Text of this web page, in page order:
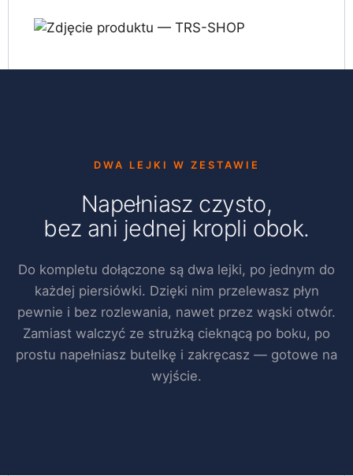
DWA LEJKI W ZESTAWIE
Napełniasz czysto,
bez ani jednej kropli obok.
Do kompletu dołączone są dwa lejki, po jednym do
każdej piersiówki. Dzięki nim przelewasz płyn
pewnie i bez rozlewania, nawet przez wąski otwór.
Zamiast walczyć ze strużką cieknącą po boku, po
prostu napełniasz butelkę i zakręcasz — gotowe na
wyjście.